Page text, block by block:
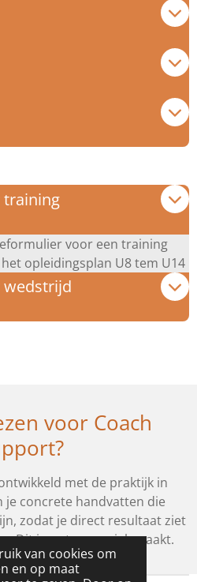
van cookies om
en op maat
voor een training
opleidingsplan U8 tem U14
voor Coach
met de praktijk in
je concrete handvatten die
zodat je direct resultaat ziet
Dit is wat ons uniek maakt.